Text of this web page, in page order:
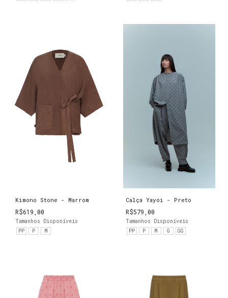
Kimono Stone - Marrom
R$619,00
Tamanhos Disponíveis
PP
P M
Calça Yayoi - Preto
R$579,00
Tamanhos Disponíveis
PP
P M G GG